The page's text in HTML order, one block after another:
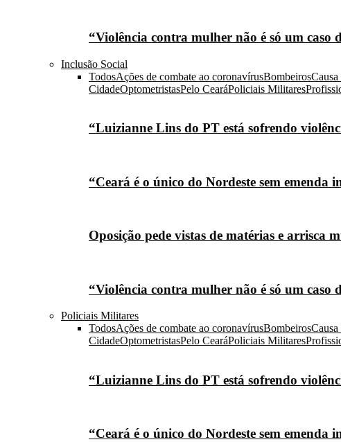
“Violência contra mulher não é só um
Inclusão Social
TodosAções de combate ao coronavírusBombeiros
CidadeOptometristasPelo CearáPoliciais Militares
“Luizianne Lins do PT está sofrendo
“Ceará é o único do Nordeste sem emenda
Oposição pede vistas de matérias e arrisca
“Violência contra mulher não é só um
Policiais Militares
TodosAções de combate ao coronavírusBombeiros
CidadeOptometristasPelo CearáPoliciais Militares
“Luizianne Lins do PT está sofrendo
“Ceará é o único do Nordeste sem emenda